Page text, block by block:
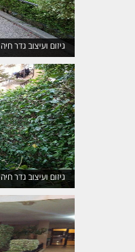
גיזום ועיצוב גדר חיה
גיזום ועיצוב גדר חיה